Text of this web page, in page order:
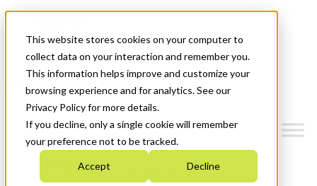
This website stores cookies on your computer to
collect data on your interaction and remember you.
This information helps improve and customize your
browsing experience and for analytics. See our
Privacy Policy for more details.
If you decline, only a single cookie will remember
your preference not to be tracked.
Accept Decline
News & Events
Get Started
Menu
Who We Are
Strategic Plan 2026-2030